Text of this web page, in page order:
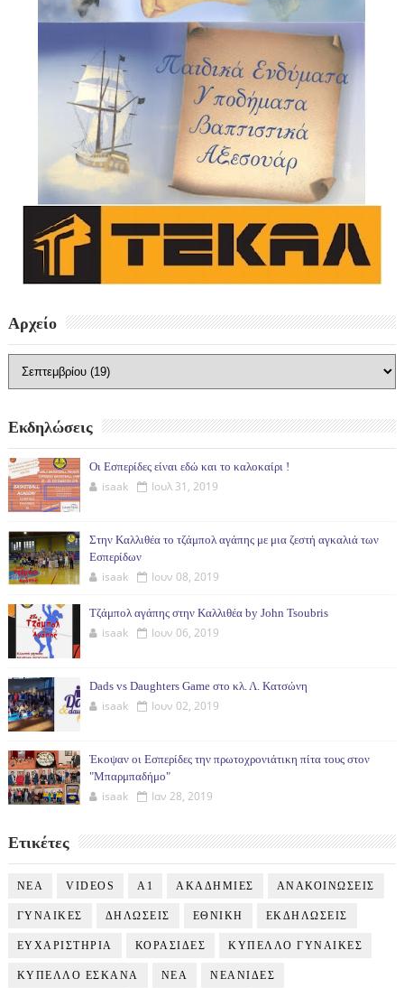
Αρχείο
Εκδηλώσεις
Οι Εσπερίδες είναι εδώ και το καλοκαίρι !
isaak Ιουλ 31, 2019
Στην Καλλιθέα το τζάμπολ αγάπης με μια ζεστή αγκαλιά των
Εσπερίδων
isaak Ιουν 08, 2019
Τζάμπολ αγάπης στην Καλλιθέα by John Tsoubris
isaak Ιουν 06, 2019
Dads vs Daughters Game στο κλ. Λ. Κατσώνη
isaak Ιουν 02, 2019
Έκοψαν οι Εσπερίδες την πρωτοχρονιάτικη πίτα τους στον
"Μπαρμπαδήμο"
isaak Ιαν 28, 2019
Ετικέτες
NEA VIDEOS Α1 ΑΚΑΔΗΜΙΕΣ ΑΝΑΚΟΙΝΩΣΕΙΣ
ΓΥΝΑΙΚΕΣ ΔΗΛΩΣΕΙΣ ΕΘΝΙΚΗ ΕΚΔΗΛΩΣΕΙΣ
ΕΥΧΑΡΙΣΤΗΡΙΑ ΚΟΡΑΣΙΔΕΣ ΚΥΠΕΛΛΟ ΓΥΝΑΙΚΕΣ
ΚΥΠΕΛΛΟ ΕΣΚΑΝΑ ΝΕΑ ΝΕΑΝΙΔΕΣ